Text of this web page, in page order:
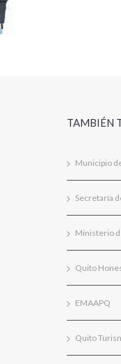
TAMBIÉN
Municipio
Secretaría
Ministerio
Quito
EMAAPQ
Quito